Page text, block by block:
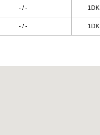
- / - 1DK
- / - 1DK